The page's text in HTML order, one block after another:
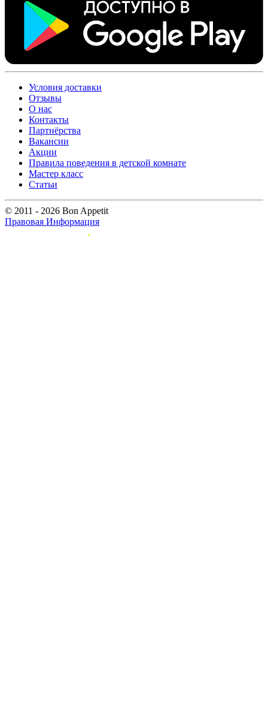
Условия доставки
Отзывы
О нас
Контакты
Партнёрства
Вакансии
Акции
Правила поведения в детской комнате
Мастер класс
Статьи
© 2011 - 2026 Bon Appetit
Правовая Информация